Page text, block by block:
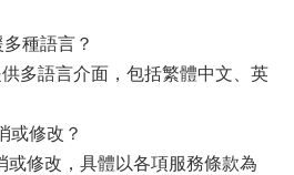
種語言？
多語言介面，包括繁體中文、英
或修改？
或修改，具體以各項服務條款為